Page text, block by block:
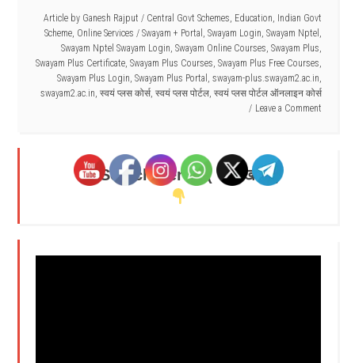
Article by Ganesh Rajput / Central Govt Schemes, Education, Indian Govt
Scheme, Online Services / Swayam + Portal , Swayam Login, Swayam Nptel ,
Swayam Nptel Swayam Login, Swayam Online Courses, Swayam Plus,
Swayam Plus Certificate, Swayam Plus Courses, Swayam Plus Free Courses,
Swayam Plus Login, Swayam Plus Portal , swayam-plus.swayam2.ac.in,
swayam2.ac.in, स्वयं प्लस कोर्स, स्वयं प्लस पोर्टल, स्वयं प्लस पोर्टल ऑनलाइन कोर्स
Leave a Comment
Search Here - ( यहाँ खोजें )